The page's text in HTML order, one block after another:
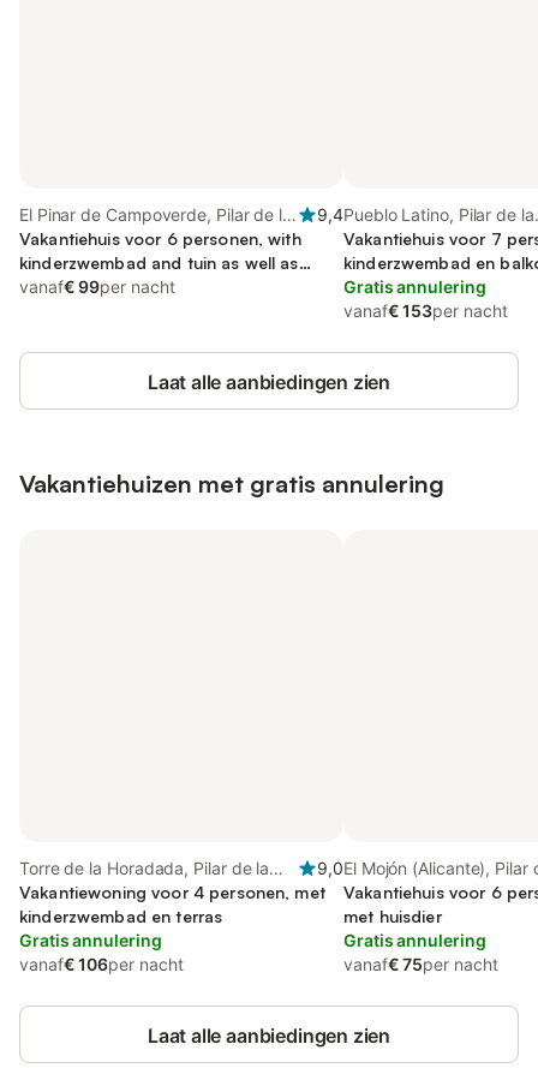
El Pinar de Campoverde, Pilar de la
Horadada
9,4
Vakantiehuis voor 6 personen, with
kinderzwembad and tuin as well as
balkon
vanaf€ 99per nacht
Pueblo Latino, Pilar de la
Horadada
Vakantiehuis voor 7
kinderzwembad en
Gratis annulering
vanaf€ 153per nacht
Laat alle aanbiedingen zien
Vakantiehuizen met gratis annulering
Torre de la Horadada, Pilar de la
Horadada
9,0
Vakantiewoning voor 4 personen, met
kinderzwembad en terras
Gratis annulering
vanaf€ 106per nacht
El Mojón (Alicante), Pilar
Horadada
Vakantiehuis voor 6
met huisdier
Gratis annulering
vanaf€ 75per nacht
Laat alle aanbiedingen zien